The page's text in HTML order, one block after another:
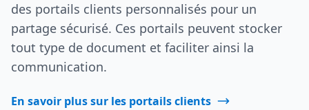
des portails clients personnalisés pour un
partage sécurisé. Ces portails peuvent stocker
tout type de document et faciliter ainsi la
communication.
En savoir plus sur les portails clients